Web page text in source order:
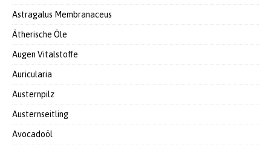
Astragalus Membranaceus
Ätherische Öle
Augen Vitalstoffe
Auricularia
Austernpilz
Austernseitling
Avocadoöl